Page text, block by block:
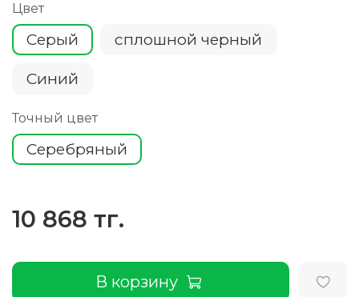
Цвет
Серый сплошной черный
Cиний
Точный цвет
Серебряный
10 868 тг.
В корзину